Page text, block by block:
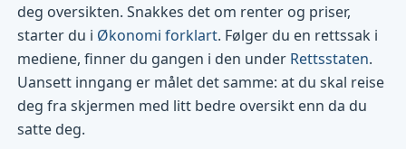
deg oversikten. Snakkes det om renter og priser,
starter du i Økonomi forklart. Følger du en rettssak i
mediene, finner du gangen i den under Rettsstaten.
Uansett inngang er målet det samme: at du skal reise
deg fra skjermen med litt bedre oversikt enn da du
satte deg.